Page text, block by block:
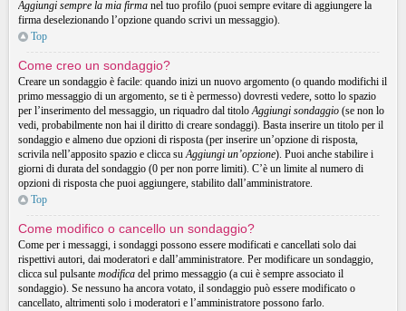
Aggiungi sempre la mia firma nel tuo profilo (puoi sempre evitare di aggiungere la
firma deselezionando l’opzione quando scrivi un messaggio).
Top
Come creo un sondaggio?
Creare un sondaggio è facile: quando inizi un nuovo argomento (o quando modifichi il
primo messaggio di un argomento, se ti è permesso) dovresti vedere, sotto lo spazio
per l’inserimento del messaggio, un riquadro dal titoloAggiungi sondaggio (se non lo
vedi, probabilmente non hai il diritto di creare sondaggi). Basta inserire un titolo per il
sondaggio e almeno due opzioni di risposta (per inserire un’opzione di risposta,
scrivila nell’apposito spazio e clicca suAggiungi un’opzione). Puoi anche stabilire i
giorni di durata del sondaggio (0 per non porre limiti). C’è un limite al numero di
opzioni di risposta che puoi aggiungere, stabilito dall’amministratore.
Top
Come modifico o cancello un sondaggio?
Come per i messaggi, i sondaggi possono essere modificati e cancellati solo dai
rispettivi autori, dai moderatori e dall’amministratore. Per modificare un sondaggio,
clicca sul pulsante modifica del primo messaggio (a cui è sempre associato il
sondaggio). Se nessuno ha ancora votato, il sondaggio può essere modificato o
cancellato, altrimenti solo i moderatori e l’amministratore possono farlo.